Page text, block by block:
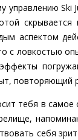
управлению
аспектом
с ловкостью
повторяющий
тебя в
себя